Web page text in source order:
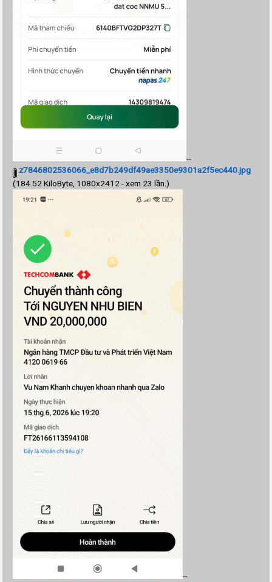
--
z7846802536066_e8d7b249df49ae3350e9301a2f5ec440.jpg
(184.52 KiloByte, 1080x2412 - xem 23 lần.)
--